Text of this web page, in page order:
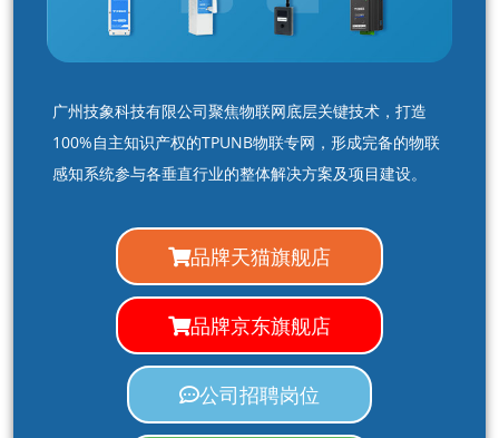
广州技象科技有限公司聚焦物联网底层关键技术，打造
100%自主知识产权的TPUNB物联专网，形成完备的物联
感知系统参与各垂直行业的整体解决方案及项目建设。
品牌天猫旗舰店
品牌京东旗舰店
公司招聘岗位